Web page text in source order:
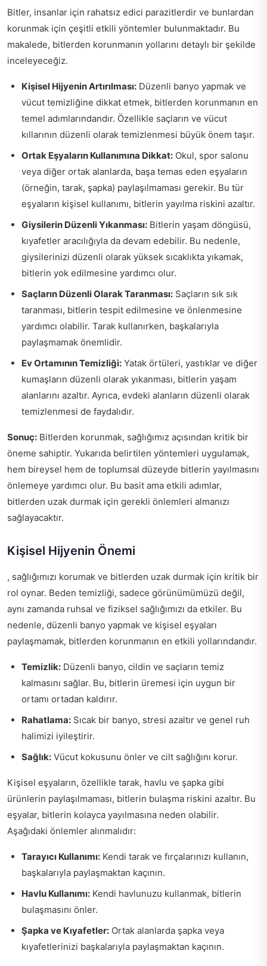
Bitler, insanlar için rahatsız edici parazitlerdir ve bunlardan
korunmak için çeşitli etkili yöntemler bulunmaktadır. Bu
makalede, bitlerden korunmanın yollarını detaylı bir şekilde
inceleyeceğiz.
Kişisel Hijyenin Artırılması: Düzenli banyo yapmak ve
vücut temizliğine dikkat etmek, bitlerden korunmanın en
temel adımlarındandır. Özellikle saçların ve vücut
kıllarının düzenli olarak temizlenmesi büyük önem taşır.
Ortak Eşyaların Kullanımına Dikkat: Okul, spor salonu
veya diğer ortak alanlarda, başa temas eden eşyaların
(örneğin, tarak, şapka) paylaşılmaması gerekir. Bu tür
eşyaların kişisel kullanımı, bitlerin yayılma riskini azaltır.
Giysilerin Düzenli Yıkanması: Bitlerin yaşam döngüsü,
kıyafetler aracılığıyla da devam edebilir. Bu nedenle,
giysilerinizi düzenli olarak yüksek sıcaklıkta yıkamak,
bitlerin yok edilmesine yardımcı olur.
Saçların Düzenli Olarak Taranması: Saçların sık sık
taranması, bitlerin tespit edilmesine ve önlenmesine
yardımcı olabilir. Tarak kullanırken, başkalarıyla
paylaşmamak önemlidir.
Ev Ortamının Temizliği: Yatak örtüleri, yastıklar ve diğer
kumaşların düzenli olarak yıkanması, bitlerin yaşam
alanlarını azaltır. Ayrıca, evdeki alanların düzenli olarak
temizlenmesi de faydalıdır.
Sonuç: Bitlerden korunmak, sağlığımız açısından kritik bir
öneme sahiptir. Yukarıda belirtilen yöntemleri uygulamak,
hem bireysel hem de toplumsal düzeyde bitlerin yayılmasını
önlemeye yardımcı olur. Bu basit ama etkili adımlar,
bitlerden uzak durmak için gerekli önlemleri almanızı
sağlayacaktır.
Kişisel Hijyenin Önemi
, sağlığımızı korumak ve bitlerden uzak durmak için kritik bir
rol oynar. Beden temizliği, sadece görünümümüzü değil,
aynı zamanda ruhsal ve fiziksel sağlığımızı da etkiler. Bu
nedenle, düzenli banyo yapmak ve kişisel eşyaları
paylaşmamak, bitlerden korunmanın en etkili yollarındandır.
Temizlik: Düzenli banyo, cildin ve saçların temiz
kalmasını sağlar. Bu, bitlerin üremesi için uygun bir
ortamı ortadan kaldırır.
Rahatlama: Sıcak bir banyo, stresi azaltır ve genel ruh
halimizi iyileştirir.
Sağlık: Vücut kokusunu önler ve cilt sağlığını korur.
Kişisel eşyaların, özellikle tarak, havlu ve şapka gibi
ürünlerin paylaşılmaması, bitlerin bulaşma riskini azaltır. Bu
eşyalar, bitlerin kolayca yayılmasına neden olabilir.
Aşağıdaki önlemler alınmalıdır:
Tarayıcı Kullanımı: Kendi tarak ve fırçalarınızı kullanın,
başkalarıyla paylaşmaktan kaçının.
Havlu Kullanımı: Kendi havlunuzu kullanmak, bitlerin
bulaşmasını önler.
Şapka ve Kıyafetler: Ortak alanlarda şapka veya
kıyafetlerinizi başkalarıyla paylaşmaktan kaçının.